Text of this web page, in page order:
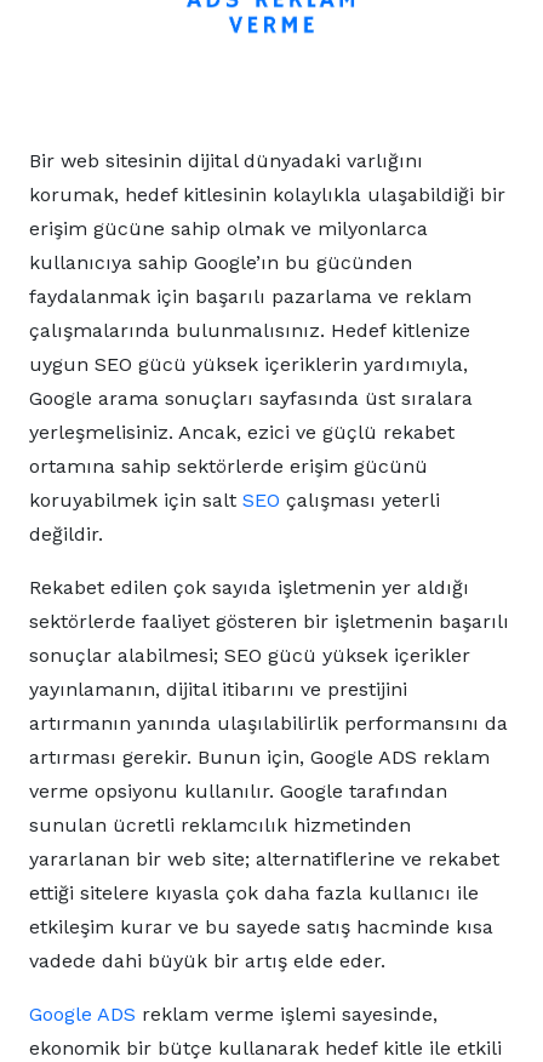
Bir web sitesinin dijital dünyadaki varlığını
korumak, hedef kitlesinin kolaylıkla ulaşabildiği bir
erişim gücüne sahip olmak ve milyonlarca
kullanıcıya sahip Google’ın bu gücünden
faydalanmak için başarılı pazarlama ve reklam
çalışmalarında bulunmalısınız. Hedef kitlenize
uygun SEO gücü yüksek içeriklerin yardımıyla,
Google arama sonuçları sayfasında üst sıralara
yerleşmelisiniz. Ancak, ezici ve güçlü rekabet
ortamına sahip sektörlerde erişim gücünü
koruyabilmek için salt SEO çalışması yeterli
değildir.
Rekabet edilen çok sayıda işletmenin yer aldığı
sektörlerde faaliyet gösteren bir işletmenin başarılı
sonuçlar alabilmesi; SEO gücü yüksek içerikler
yayınlamanın, dijital itibarını ve prestijini
artırmanın yanında ulaşılabilirlik performansını da
artırması gerekir. Bunun için, Google ADS reklam
verme opsiyonu kullanılır. Google tarafından
sunulan ücretli reklamcılık hizmetinden
yararlanan bir web site; alternatiflerine ve rekabet
ettiği sitelere kıyasla çok daha fazla kullanıcı ile
etkileşim kurar ve bu sayede satış hacminde kısa
vadede dahi büyük bir artış elde eder.
Google ADS reklam verme işlemi sayesinde,
ekonomik bir bütçe kullanarak hedef kitle ile etkili